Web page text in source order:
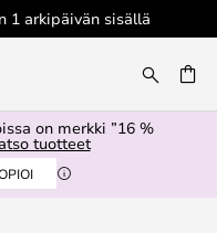
1 arkipäivän sisällä
on merkki ”16 %
tuotteet